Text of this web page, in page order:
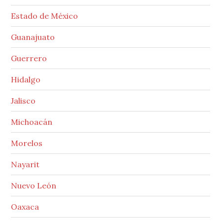
Estado de México
Guanajuato
Guerrero
Hidalgo
Jalisco
Michoacán
Morelos
Nayarit
Nuevo León
Oaxaca